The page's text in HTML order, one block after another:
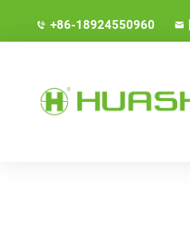
+86-18924550960